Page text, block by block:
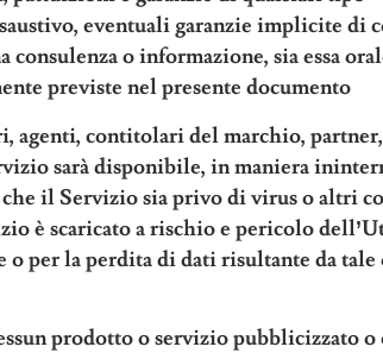
eventuali garanzie implicite di
o informazione, sia essa
previste nel presente documento
agenti, contitolari del marchio,
sarà disponibile, in maniera
il Servizio sia privo di virus o altri
è scaricato a rischio e pericolo
per la perdita di dati risultante da tale
prodotto o servizio pubblicizzato